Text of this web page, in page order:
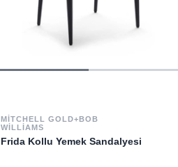
MITCHELL GOLD+BOB
WILLIAMS
Frida Kollu Yemek Sandalyesi